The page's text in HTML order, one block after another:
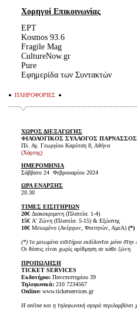
Χορηγοί Επικοινωνίας
ΕΡΤ
Kosmos 93.6
Fragile Mag
CultureNow.gr
Pure
Εφημερίδα των Συντακτών
ΠΛΗΡΟΦΟΡΙΕΣ
ΧΩΡΟΣ ΔΙΕΞΑΓΩΓΗΣ
ΦΙΛΟΛΟΓΙΚΟΣ ΣΥΛΛΟΓΟΣ ΠΑΡΝΑΣΣΟΣ
Πλ. Αγ. Γεωργίου Καρύτση 8, Αθήνα
(Χάρτης)
ΗΜΕΡΟΜΗΝΙΑ
Σάββατο 24 Φεβρουαρίου 2024
ΩΡΑ ΕΝΑΡΞΗΣ
20.30
ΤΙΜΕΣ ΕΙΣΙΤΗΡΙΩΝ
20€Διακεκριμενη (Πλατεία: 1-4)
15€ Α' Ζώνη (Πλατεία: 5-15) & Εξώστης
10€ Μειωμένο (Ανέργων, Φοιτητών, ΑμεΑ)(*)
(*) τα μειωμένα εισιτήρια εκδίδονται μόνο
Οι θέσεις είναι χωρίς αρίθμηση σε κάθε ζώνη
ΠΡΟΠΩΛΗΣΗ
TICKET SERVICES
Εκδοτήριο:Πανεπιστημίου 39
Τηλεφωνικά:210 7234567
Online:www.ticketservices.gr
H online και η τηλεφωνική αγορά περιλαμβάνει